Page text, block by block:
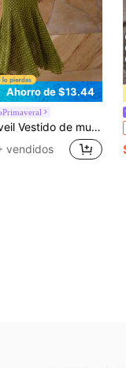
Ahorro de $13.44
de mujer con cintura ceñida, diseño francés
vendidos